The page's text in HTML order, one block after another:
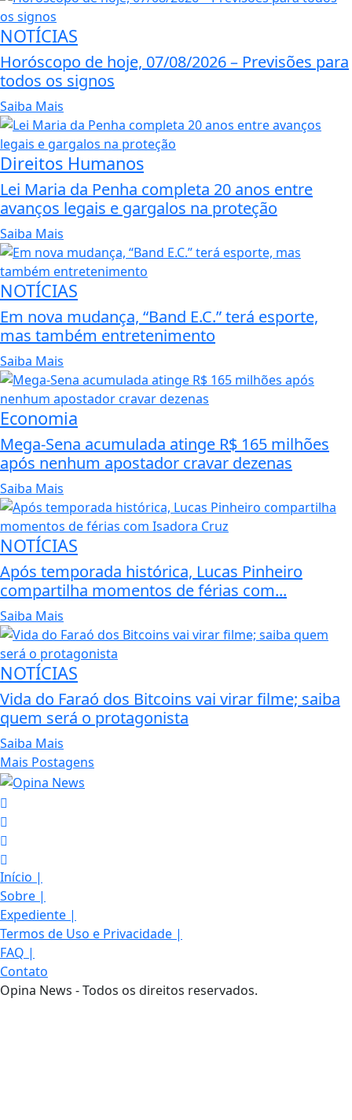
NOTÍCIAS
Horóscopo de hoje, 07/08/2026 – Previsões para
todos os signos
Saiba Mais
Direitos Humanos
Lei Maria da Penha completa 20 anos entre
avanços legais e gargalos na proteção
Saiba Mais
NOTÍCIAS
Em nova mudança, “Band E.C.” terá esporte,
mas também entretenimento
Saiba Mais
Economia
Mega-Sena acumulada atinge R$ 165 milhões
após nenhum apostador cravar dezenas
Saiba Mais
NOTÍCIAS
Após temporada histórica, Lucas Pinheiro
compartilha momentos de férias com...
Saiba Mais
NOTÍCIAS
Vida do Faraó dos Bitcoins vai virar filme; saiba
quem será o protagonista
Saiba Mais
Mais Postagens
Início |
Sobre |
Expediente |
Termos de Uso e Privacidade |
FAQ |
Contato
Opina News - Todos os direitos reservados.